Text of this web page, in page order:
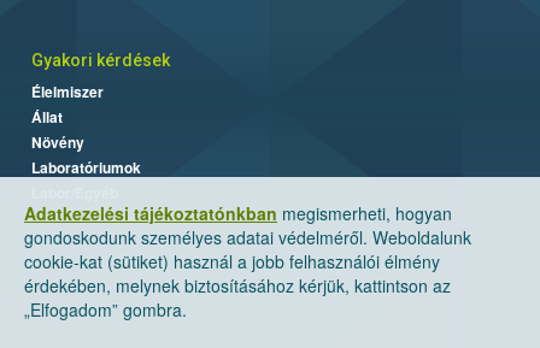
Adatkezelési tájékoztatónkban megismerheti, hogyan
gondoskodunk személyes adatai védelméről. Weboldalunk
cookie-kat (sütiket) használ a jobb felhasználói élmény
érdekében, melynek biztosításához kérjük, kattintson az
„Elfogadom” gombra.
Gyakori kérdések
Élelmiszer
Állat
Növény
Laboratóriumok